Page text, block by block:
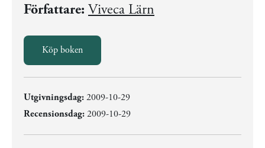
Författare: Viveca Lärn
Köp boken
Utgivningsdag:2009-10-29
Recensionsdag:2009-10-29